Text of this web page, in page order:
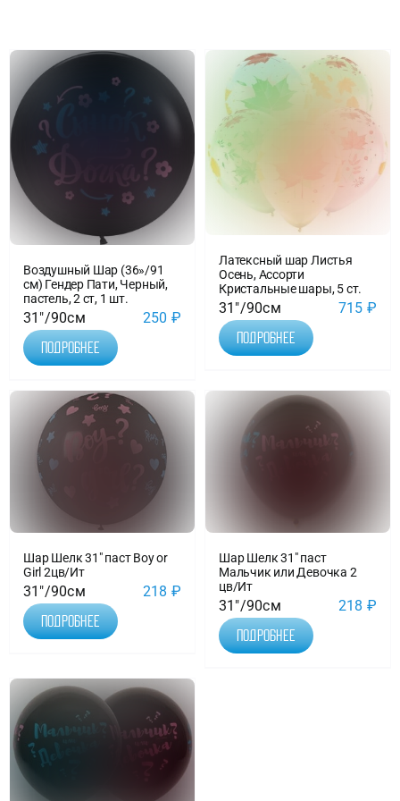
О нас
Отзывы
Контакты
Политика конфиденциальности
Воздушный Шар (36»/91
см) Гендер Пати, Черный,
пастель, 2 ст, 1 шт.
31"/90см 250 ₽
Подробнее
Латексный шар Листья
Осень, Ассорти
Кристальные шары, 5 ст.
31"/90см 715 ₽
Подробнее
Шар Шелк 31″ паст Boy or
Girl 2цв/Ит
31"/90см 218 ₽
Подробнее
Шар Шелк 31″ паст
Мальчик или Девочка 2
цв/Ит
31"/90см 218 ₽
Подробнее